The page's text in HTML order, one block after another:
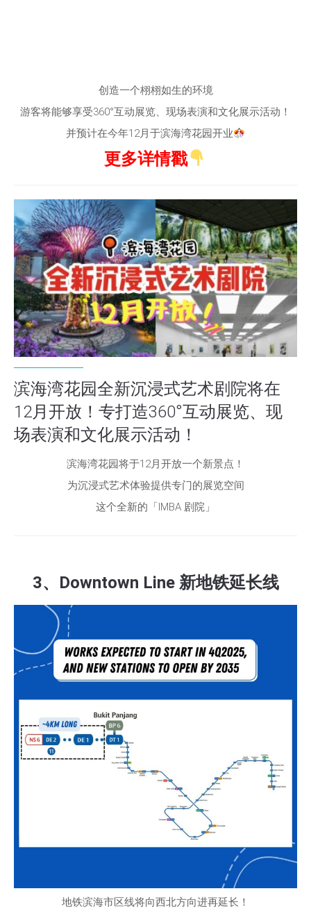
创造一个栩栩如生的环境
游客将能够享受360°互动展览、现场表演和文化展示活动！
并预计在今年12月于滨海湾花园开业
更多详情戳
滨海湾花园全新沉浸式艺术剧院将在
12月开放！专打造360°互动展览、现
场表演和文化展示活动！
滨海湾花园将于12月开放一个新景点！
为沉浸式艺术体验提供专门的展览空间
这个全新的「IMBA 剧院」
3、Downtown Line 新地铁延长线
地铁滨海市区线将向西北方向进再延长！